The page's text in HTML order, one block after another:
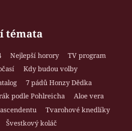
témata
Nejlepší horory
TV program
Kdy budou volby
7 pádů Honzy Dědka
podle Pohlreicha
Aloe vera
Tvarohové knedlíky
Švestkový koláč